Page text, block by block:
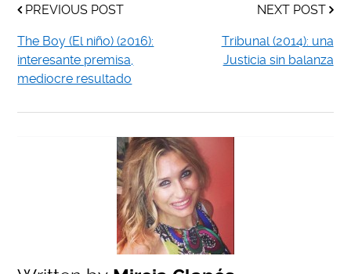
PREVIOUS POST
The Boy (El niño) (2016):
interesante premisa,
mediocre resultado
NEXT POST
Tribunal (2014): una
Justicia sin balanza